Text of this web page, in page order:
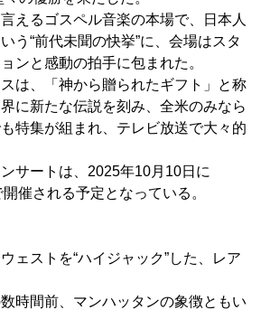
えるゴスペル音楽の本場で、日本人
う“前代未聞の快挙”に、会場はスタ
ンと感動の拍手に包まれた。
は、「神から贈られたギフト」と称
に新たな伝説を刻み、全米のみなら
特集が組まれ、テレビ放送で大々的
サートは、2025年10月10日に
催される予定となっている。
ェストを“ハイジャック”した、レア
時間前、マンハッタンの象徴ともい